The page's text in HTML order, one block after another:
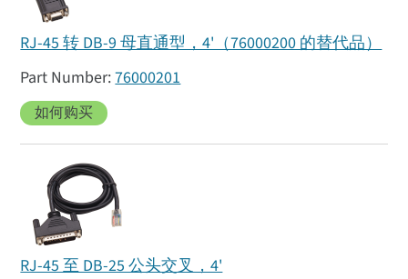
RJ-45 转 DB-9 母直通型，4'（76000200 的替代品）
76000201
如何购买
RJ-45 至 DB-25 公头交叉，4'